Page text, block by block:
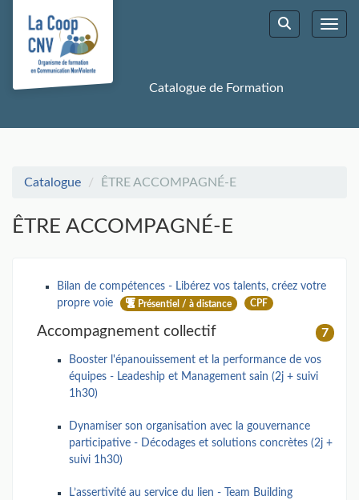
Aller au menu principal
Aller au contenu principal
Personnaliser l'interface
Rechercher
Catalogue de Formation
Catalogue ÊTRE ACCOMPAGNÉ-E
ÊTRE ACCOMPAGNÉ-E
Bilan de compétences - Libérez vos talents, créez votre
propre voie
Présentiel / à distance CPF
Accompagnement collectif 7
Booster l'épanouissement et la performance de vos
équipes - Leadeship et Management sain (2j + suivi
1h30)
Dynamiser son organisation avec la gouvernance
participative - Décodages et solutions concrètes (2j +
suivi 1h30)
L’assertivité au service du lien - Team Building